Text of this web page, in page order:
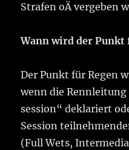
Strafen oÄ vergeben
Wann wird der Punkt
Der Punkt für Regen
wenn die Rennleitung
session“ deklariert
Session
(Full Wets,